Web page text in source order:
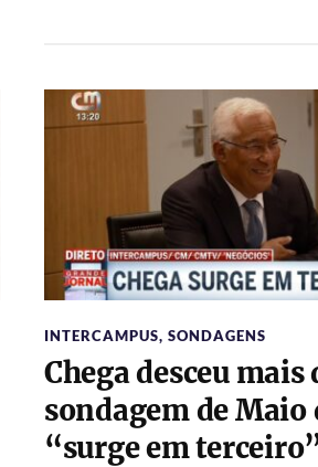
INTERCAMPUS, SONDAGENS
Chega desceu mais
sondagem de Maio
“surge em